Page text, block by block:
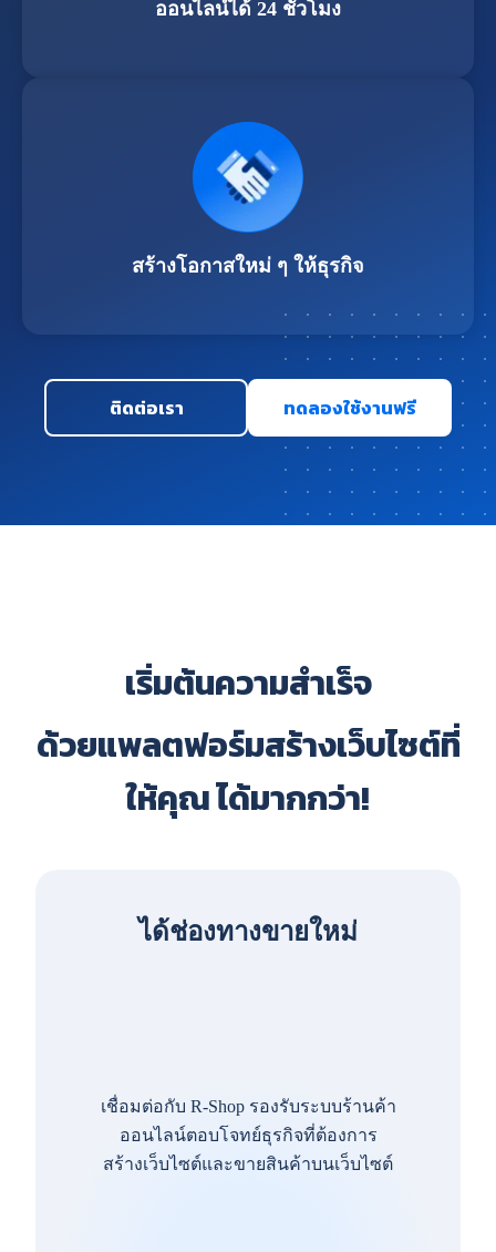
ออนไลน์ได้ 24 ชั่วโมง
สร้างโอกาสใหม่ ๆ ให้ธุรกิจ
ติดต่อเรา ทดลองใช้งานฟรี
เริ่มต้นความสำเร็จ
ด้วยแพลตฟอร์มสร้างเว็บไซต์ที่
ให้คุณ ได้มากกว่า!
ได้ช่องทางขายใหม่
เชื่อมต่อกับ R-Shop รองรับระบบร้านค้า
ออนไลน์ตอบโจทย์ธุรกิจที่ต้องการ
สร้างเว็บไซต์และขายสินค้าบนเว็บไซต์